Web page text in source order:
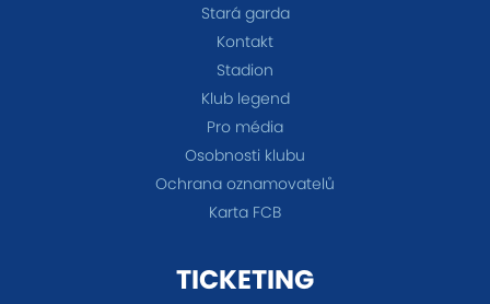
Stará garda
Kontakt
Stadion
Klub legend
Pro média
Osobnosti klubu
Ochrana oznamovatelů
Karta FCB
TICKETING